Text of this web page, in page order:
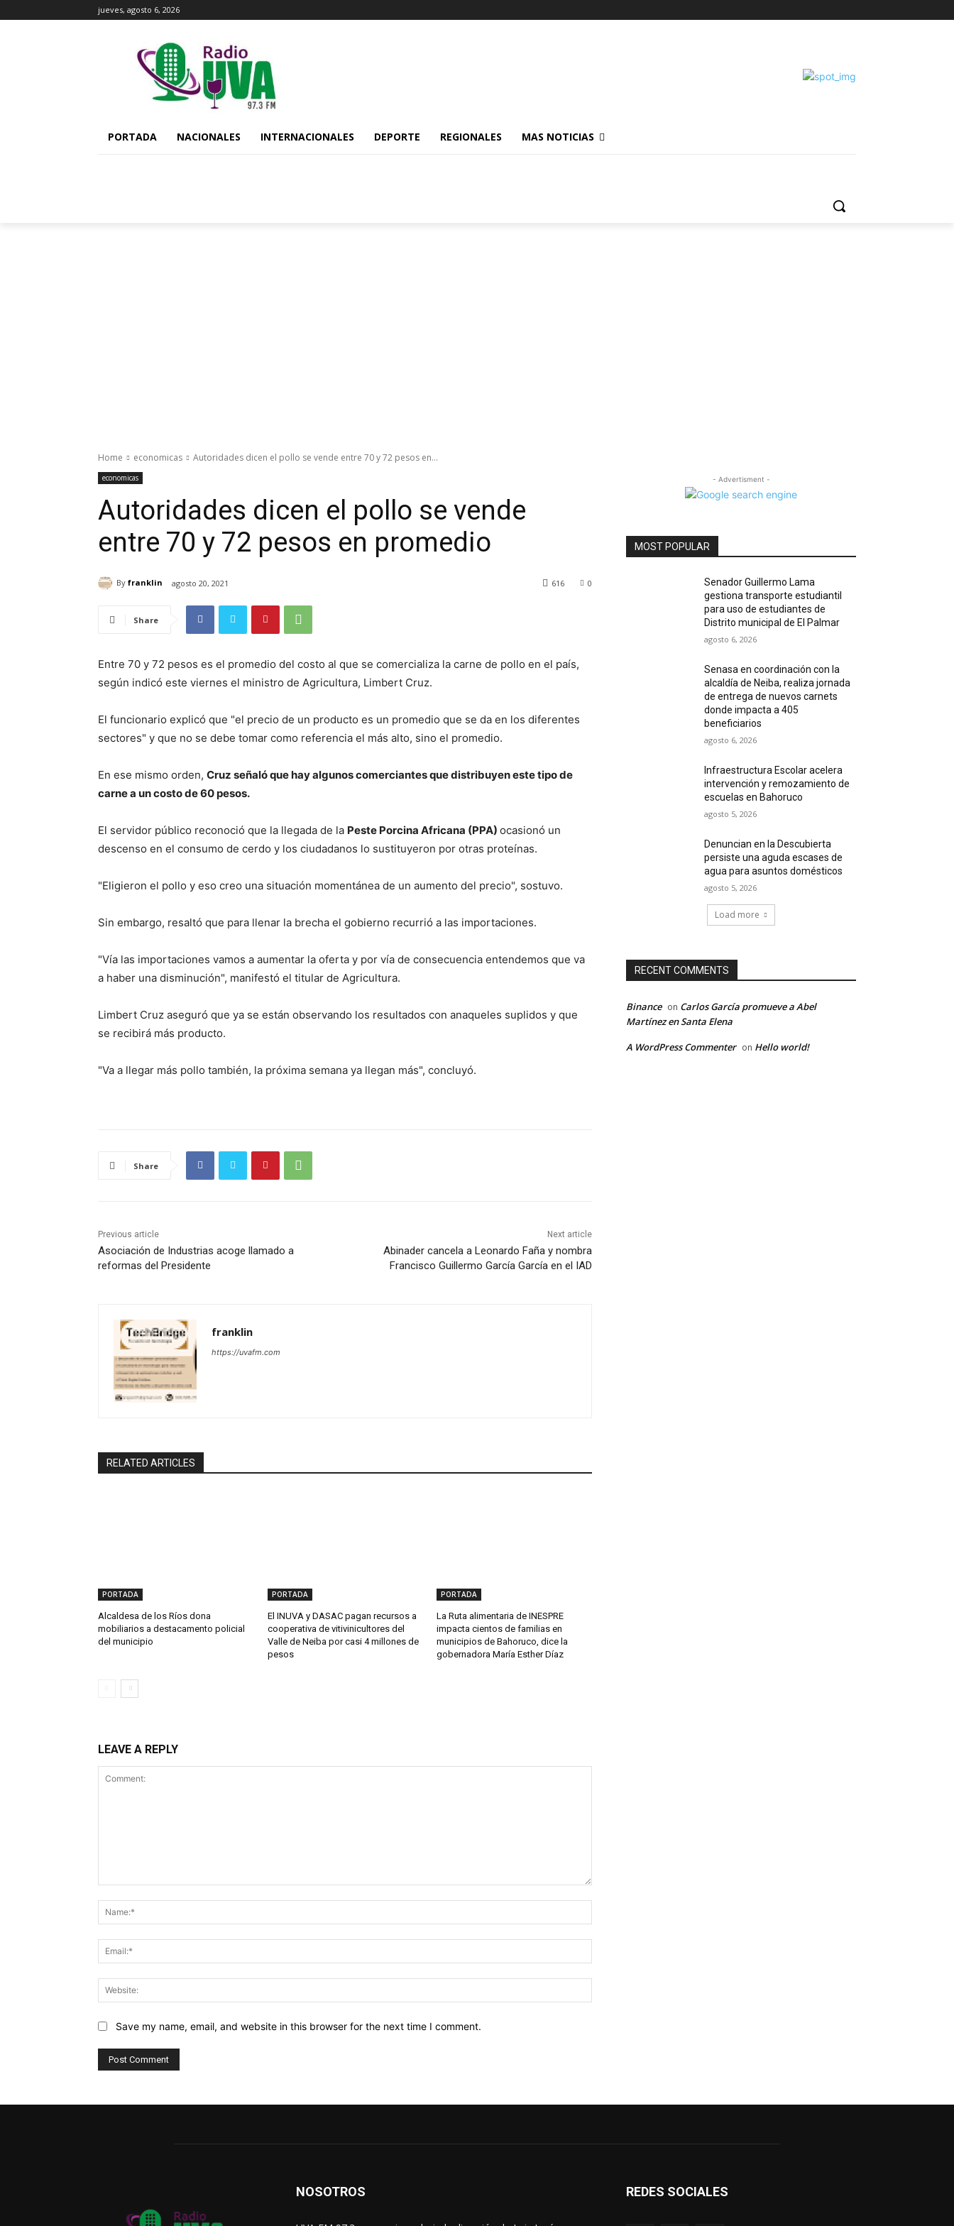
jueves, agosto 6, 2026
PORTADA NACIONALES INTERNACIONALES DEPORTE REGIONALES MAS NOTICIAS
Home economicas Autoridades dicen el pollo se vende entre 70 y 72 pesos en...
economicas
Autoridades dicen el pollo se vende
entre 70 y 72 pesos en promedio
By franklin agosto 20, 2021 0
616
Share
Entre 70 y 72 pesos es el promedio del costo al que se comercializa la carne de pollo en el país,
según indicó este viernes el ministro de Agricultura, Limbert Cruz.
El funcionario explicó que "el precio de un producto es un promedio que se da en los diferentes
sectores" y que no se debe tomar como referencia el más alto, sino el promedio.
En ese mismo orden, Cruz señaló que hay algunos comerciantes que distribuyen este tipo de
carne a un costo de 60 pesos.
El servidor público reconoció que la llegada de la Peste Porcina Africana (PPA) ocasionó un
descenso en el consumo de cerdo y los ciudadanos lo sustituyeron por otras proteínas.
"Eligieron el pollo y eso creo una situación momentánea de un aumento del precio", sostuvo.
Sin embargo, resaltó que para llenar la brecha el gobierno recurrió a las importaciones.
"Vía las importaciones vamos a aumentar la oferta y por vía de consecuencia entendemos que va
a haber una disminución", manifestó el titular de Agricultura.
Limbert Cruz aseguró que ya se están observando los resultados con anaqueles suplidos y que
se recibirá más producto.
"Va a llegar más pollo también, la próxima semana ya llegan más", concluyó.
Share
Previous article
Asociación de Industrias acoge llamado a
reformas del Presidente
Next article
Abinader cancela a Leonardo Faña y nombra
Francisco Guillermo García García en el IAD
franklin
https://uvafm.com
RELATED ARTICLES
PORTADA
Alcaldesa de los Ríos dona
mobiliarios a destacamento policial
del municipio
PORTADA
El INUVA y DASAC pagan recursos a
cooperativa de vitivinicultores del
Valle de Neiba por casi 4 millones de
pesos
PORTADA
La Ruta alimentaria de INESPRE
impacta cientos de familias en
municipios de Bahoruco, dice la
gobernadora María Esther Díaz
LEAVE A REPLY
Save my name, email, and website in this browser for the next time I comment.
- Advertisment -
MOST POPULAR
Senador Guillermo Lama
gestiona transporte estudiantil
para uso de estudiantes de
Distrito municipal de El Palmar
agosto 6, 2026
Senasa en coordinación con la
alcaldía de Neiba, realiza jornada
de entrega de nuevos carnets
donde impacta a 405
beneficiarios
agosto 6, 2026
Infraestructura Escolar acelera
intervención y remozamiento de
escuelas en Bahoruco
agosto 5, 2026
Denuncian en la Descubierta
persiste una aguda escases de
agua para asuntos domésticos
agosto 5, 2026
Load more
RECENT COMMENTS
Binance on Carlos García promueve a Abel
Martínez en Santa Elena
A WordPress Commenter on Hello world!
NOSOTROS REDES SOCIALES